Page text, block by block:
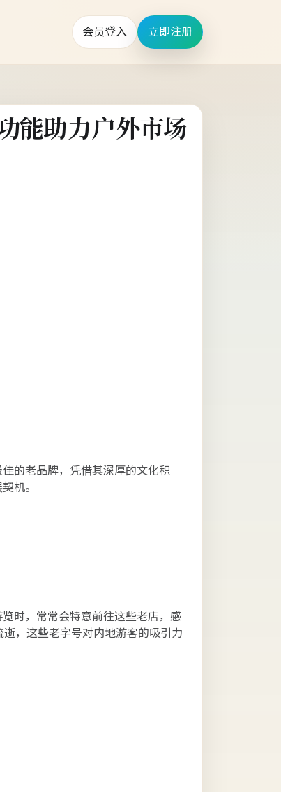
会员登入 立即注册
能助力户外市场
的老品牌，凭借其深厚的文化积
机。
时，常常会特意前往这些老店，感
，这些老字号对内地游客的吸引力